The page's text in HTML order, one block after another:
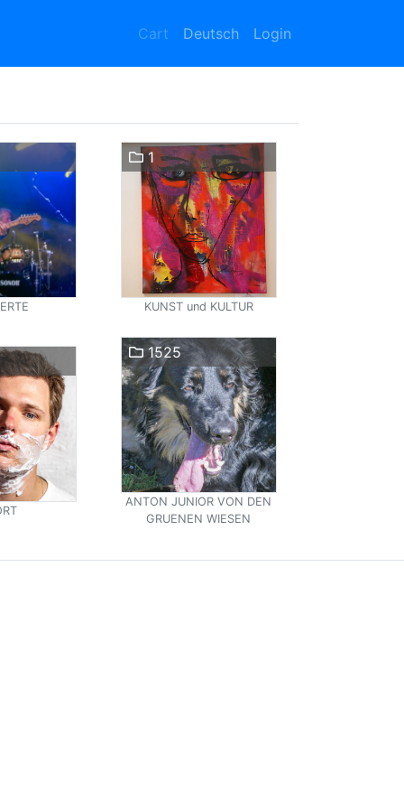
Cart Deutsch Login
1
KUNST und KULTUR
1525
ANTON JUNIOR VON DEN
GRUENEN WIESEN